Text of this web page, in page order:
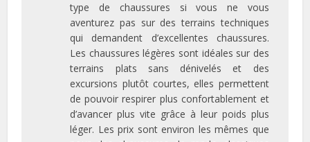
type de chaussures si vous ne vous
aventurez pas sur des terrains techniques
qui demandent d’excellentes chaussures.
Les chaussures légères sont idéales sur des
terrains plats sans dénivelés et des
excursions plutôt courtes, elles permettent
de pouvoir respirer plus confortablement et
d’avancer plus vite grâce à leur poids plus
léger. Les prix sont environ les mêmes que